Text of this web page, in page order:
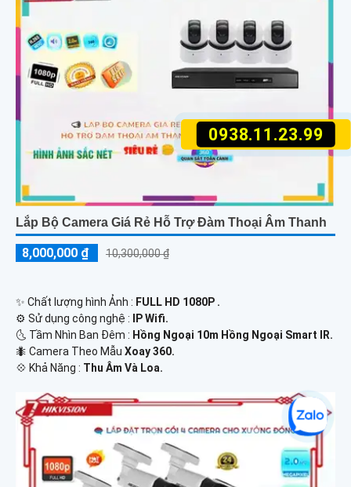
0938.11.23.99
Lắp Bộ Camera Giá Rẻ Hỗ Trợ Đàm Thoại Âm Thanh
8,000,000 ₫ 10,300,000 ₫
✨ Chất lượng hình Ảnh : FULL HD 1080P .
⚙ Sử dụng công nghệ : IP Wifi.
🌜 Tầm Nhìn Ban Đêm : Hồng Ngoại 10m Hồng Ngoại Smart IR.
🐜 Camera Theo Mẫu Xoay 360.
️💠 Khả Năng : Thu Âm Và Loa.